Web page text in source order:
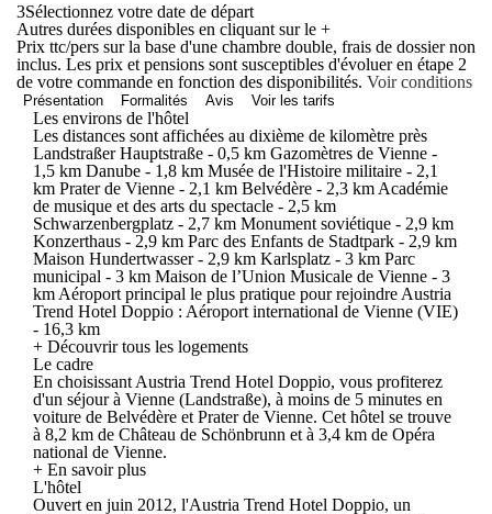
3Sélectionnez votre date de départ
Autres durées disponibles en cliquant sur le +
Prix ttc/pers sur la base d'une chambre double, frais de dossier non
inclus. Les prix et pensions sont susceptibles d'évoluer en étape 2
de votre commande en fonction des disponibilités. Voir conditions
Présentation Formalités Avis Voir les tarifs
Les environs de l'hôtel
Les distances sont affichées au dixième de kilomètre près
Landstraßer Hauptstraße - 0,5 km Gazomètres de Vienne -
1,5 km Danube - 1,8 km Musée de l'Histoire militaire - 2,1
km Prater de Vienne - 2,1 km Belvédère - 2,3 km Académie
de musique et des arts du spectacle - 2,5 km
Schwarzenbergplatz - 2,7 km Monument soviétique - 2,9 km
Konzerthaus - 2,9 km Parc des Enfants de Stadtpark - 2,9 km
Maison Hundertwasser - 2,9 km Karlsplatz - 3 km Parc
municipal - 3 km Maison de l’Union Musicale de Vienne - 3
km Aéroport principal le plus pratique pour rejoindre Austria
Trend Hotel Doppio : Aéroport international de Vienne (VIE)
- 16,3 km
+ Découvrir tous les logements
Le cadre
En choisissant Austria Trend Hotel Doppio, vous profiterez
d'un séjour à Vienne (Landstraße), à moins de 5 minutes en
voiture de Belvédère et Prater de Vienne. Cet hôtel se trouve
à 8,2 km de Château de Schönbrunn et à 3,4 km de Opéra
national de Vienne.
+ En savoir plus
L'hôtel
Ouvert en juin 2012, l'Austria Trend Hotel Doppio, un